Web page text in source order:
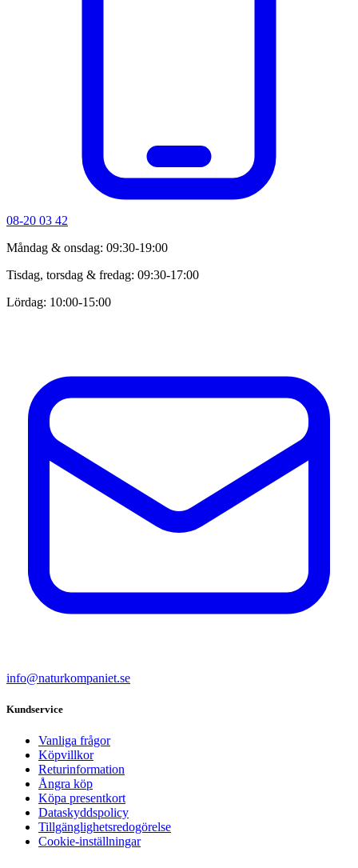
08-20 03 42
Måndag & onsdag: 09:30-19:00
Tisdag, torsdag & fredag: 09:30-17:00
Lördag: 10:00-15:00
info@naturkompaniet.se
Kundservice
Vanliga frågor
Köpvillkor
Returinformation
Ångra köp
Köpa presentkort
Dataskyddspolicy
Tillgänglighetsredogörelse
Cookie-inställningar